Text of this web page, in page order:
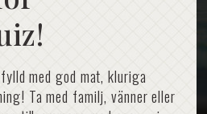
med god mat, kluriga
Ta med familj, vänner eller